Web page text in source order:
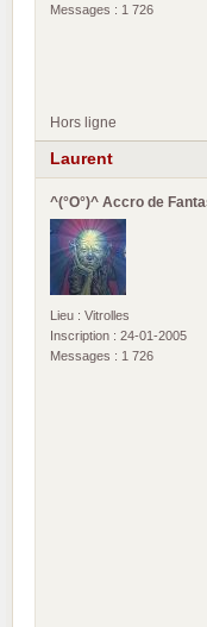
Messages : 1 726
Hors ligne
Laurent
^(°O°)^ Accro de
Lieu : Vitrolles
Inscription : 24-01-2005
Messages : 1 726